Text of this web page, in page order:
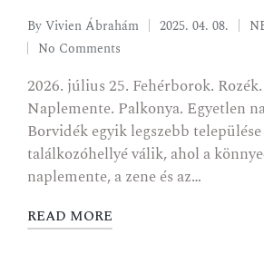
ByVivien Ábrahám 2025. 04. 08.
No Comments
2026. július 25. Fehérborok.
Naplemente. Palkonya. Egyetlen
Borvidék egyik legszebb
találkozóhellyé válik, ahol a
naplemente, a zene és az…
READ MORE